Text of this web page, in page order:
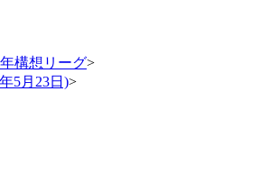
構想リーグ>
5月23日)>